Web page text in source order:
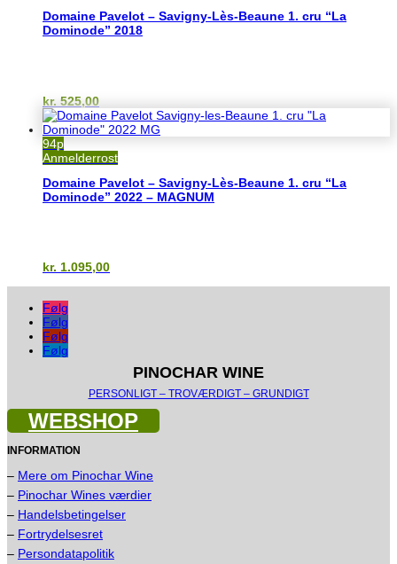
Domaine Pavelot – Savigny-Lès-Beaune 1. cru “La
Dominode” 2018
kr. 525,00
94p
Anmelderrost
Domaine Pavelot – Savigny-Lès-Beaune 1. cru “La
Dominode” 2022 – MAGNUM
kr. 1.095,00
Følg
Følg
Følg
Følg
PINOCHAR WINE
PERSONLIGT – TROVÆRDIGT – GRUNDIGT
WEBSHOP
INFORMATION
– Mere om Pinochar Wine
– Pinochar Wines værdier
– Handelsbetingelser
– Fortrydelsesret
– Persondatapolitik